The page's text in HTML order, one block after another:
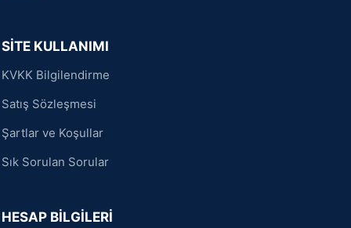
SİTE KULLANIMI
KVKK Bilgilendirme
Satış Sözleşmesi
Şartlar ve Koşullar
Sık Sorulan Sorular
HESAP BİLGİLERİ